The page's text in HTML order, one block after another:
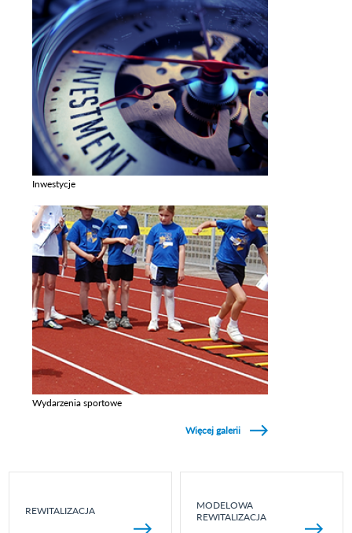
Inwestycje
Wydarzenia sportowe
Więcej galerii
REWITALIZACJA
MODELOWA
REWITALIZACJA